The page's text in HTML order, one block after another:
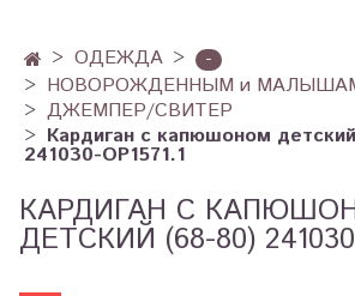
ОДЕЖДА
-
НОВОРОЖДЕННЫМ и
ДЖЕМПЕР/СВИТЕР
Кардиган с капюшоном
241030-OP1571.1
КАРДИГАН С
ДЕТСКИЙ (68-80)